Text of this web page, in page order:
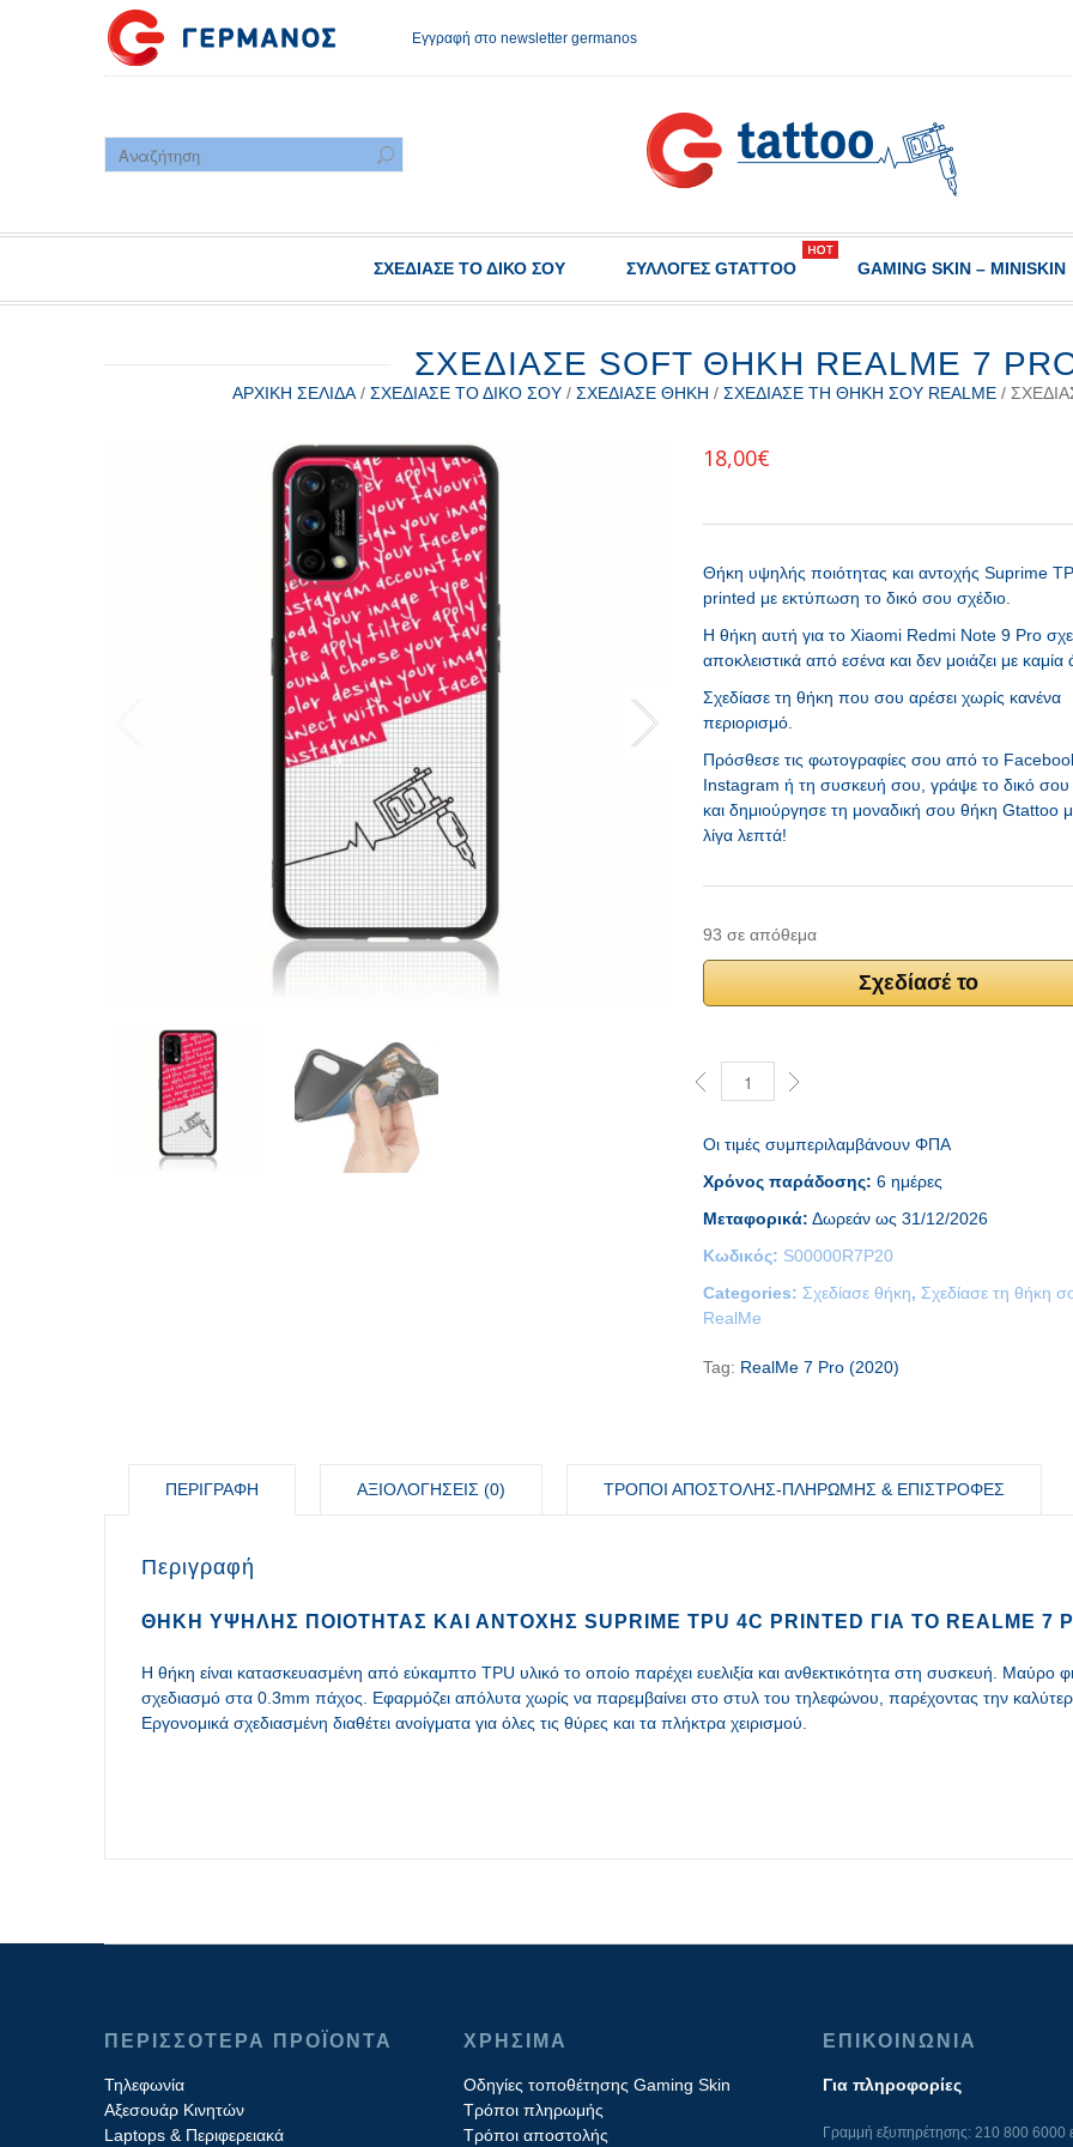
Εγγραφή στο newsletter germanos
ΣΧΕΔΊΑΣΕ ΤΟ ΔΙΚΌ ΣΟΥ ΣΥΛΛΟΓΈΣ GTATTOO GAMING SKIN – MINISKIN
ΣΧΕΔΊΑΣΕ SOFT ΘΉΚΗ REALME 7
ΑΡΧΙΚΉ ΣΕΛΊΔΑ / ΣΧΕΔΊΑΣΕ ΤΟ ΔΙΚΌ ΣΟΥ / ΣΧΕΔΊΑΣΕ ΘΉΚΗ / ΣΧΕΔΊΑΣΕ ΤΗ ΘΉΚΗ ΣΟΥ REALME /
18,00€
Θήκη υψηλής ποιότητας και αντοχής Suprime
printed με εκτύπωση το δικό σου σχέδιο.
H θήκη αυτή για το Xiaomi Redmi Note 9 Pro
αποκλειστικά από εσένα και δεν μοιάζει με καμία
Σχεδίασε τη θήκη που σου αρέσει χωρίς κανένα
περιορισμό.
Πρόσθεσε τις φωτογραφίες σου από το
Instagram ή τη συσκευή σου, γράψε το δικό σου
και δημιούργησε τη μοναδική σου θήκη Gtattoo
λίγα λεπτά!
93 σε απόθεμα
Σχεδίασέ το
Οι τιμές συμπεριλαμβάνουν ΦΠΑ
Χρόνος παράδοσης: 6 ημέρες
Μεταφορικά: Δωρεάν ως 31/12/2026
Κωδικός: S00000R7P20
Categories: Σχεδίασε θήκη, Σχεδίασε τη θήκη
RealMe
Tag: RealMe 7 Pro (2020)
ΠΕΡΙΓΡΑΦΉ
Περιγραφή
ΘΉΚΗ ΥΨΗΛΉΣ ΠΟΙΌΤΗΤΑΣ ΚΑΙ ΑΝΤΟΧΉΣ SUPRIME TPU 4C PRINTED ΓΙΑ ΤΟ REALME 7
Η θήκη είναι κατασκευασμένη από εύκαμπτο TPU υλικό το οποίο παρέχει ευελιξία και ανθεκτικότητα στη συσκευή. Μαύρο
σχεδιασμό στα 0.3mm πάχος. Εφαρμόζει απόλυτα χωρίς να παρεμβαίνει στο στυλ του τηλεφώνου, παρέχοντας την
Εργονομικά σχεδιασμένη διαθέτει ανοίγματα για όλες τις θύρες και τα πλήκτρα χειρισμού.
ΑΞΙΟΛΟΓΉΣΕΙΣ (0) ΤΡΟΠΟΙ ΑΠΟΣΤΟΛΗΣ-ΠΛΗΡΩΜΗΣ & ΕΠΙΣΤΡΟΦΕΣ
ΠΕΡΙΣΣΟΤΕΡΑ ΠΡΟΪΟΝΤΑ
Τηλεφωνία
Αξεσουάρ Κινητών
Laptops & Περιφερειακά
ΧΡΗΣΙΜΑ
Οδηγίες τοποθέτησης Gaming Skin
Τρόποι πληρωμής
Τρόποι αποστολής
ΕΠΙΚΟΙΝΩΝΙΑ
Για πληροφορίες
Γραμμή εξυπηρέτησης: 210 800 6000